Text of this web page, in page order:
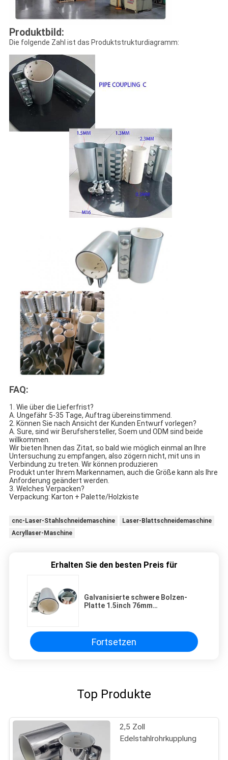
Produktbild:
Die folgende Zahl ist das Produktstrukturdiagramm:
FAQ:
1. Wie über die Lieferfrist?
A. Ungefähr 5-35 Tage, Auftrag übereinstimmend.
2. Können Sie nach Ansicht der Kunden Entwurf vorlegen?
A. Sure, sind wir Berufshersteller, Soem und ODM sind beide
willkommen.
Wir bieten Ihnen das Zitat, so bald wie möglich einmal an Ihre
Untersuchung zu empfangen, also zögern nicht, mit uns in
Verbindung zu treten. Wir können produzieren
Produkt unter Ihrem Markennamen, auch die Größe kann als Ihre
Anforderung geändert werden.
3. Welches Verpacken?
Verpackung: Karton + Palette/Holzkiste
cnc-Laser-Stahlschneidemaschine
Laser-Blattschneidemaschine
Acryllaser-Maschine
Erhalten Sie den besten Preis für
Galvanisierte schwere Bolzen-
Platte 1.5inch 76mm
Fortsetzen
Top Produkte
2,5 Zoll
Edelstahlrohrkupplung